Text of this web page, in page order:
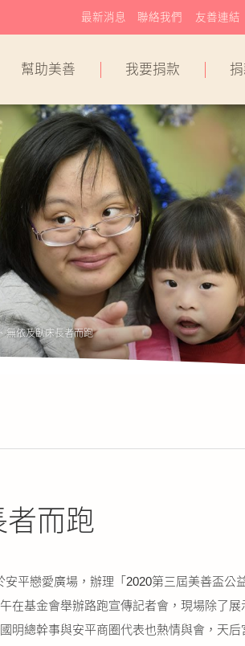
幫助美善 我要捐款
最新消息 聯絡我們 友善連結
無依及臥床長者而跑
而跑
平戀愛廣場，辦理「2020第三屆美善盃公
在基金會舉辦路跑宣傳記者會，現場除了
明總幹事與安平商圈代表也熱情與會，天